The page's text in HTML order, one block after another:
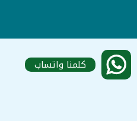
كلمنا واتساب